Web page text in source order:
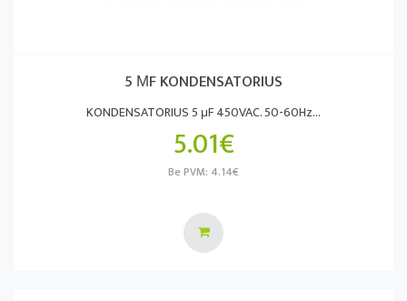
5 ΜF KONDENSATORIUS
KONDENSATORIUS 5 μF 450VAC. 50-60Hz...
5.01€
Be PVM: 4.14€